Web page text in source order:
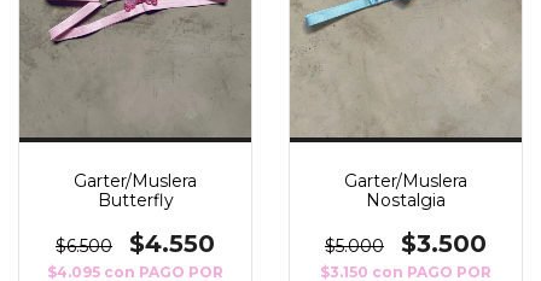
Garter/Muslera
Butterfly
$6.500 $4.550
$4.095 con PAGO POR
Garter/Muslera
Nostalgia
$5.000 $3.500
$3.150 con PAGO POR